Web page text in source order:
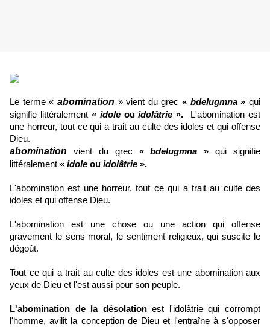
Le terme « abomination » vient du grec« bdelugmna » qui
signifie littéralement « idole ouidolâtrie ».
L'abomination est
une horreur, tout ce qui a trait au culte des idoles et qui offense
Dieu.
abomination vient du grec «bdelugmna » qui signifie
littéralement « idole ou idolâtrie ».
L'abomination est une horreur, tout ce qui a trait au culte des
idoles et qui offense Dieu.
L'abomination est une chose ou une action qui offense
gravement le sens moral, le sentiment religieux, qui suscite le
dégoût.
Tout ce qui a trait au culte des idoles est une abomination aux
yeux de Dieu et l'est aussi pour son peuple.
L'abomination de la désolation est l'idolâtrie qui corrompt
l'homme, avilit la conception de Dieu et l'entraîne à s'opposer